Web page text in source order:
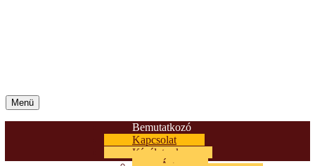
Menü
Bemutatkozó
Kapcsolat
Kínálatunk